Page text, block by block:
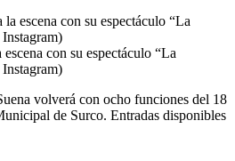
con su espectáculo “La
volverá con ocho funciones del 18
de Surco. Entradas disponibles